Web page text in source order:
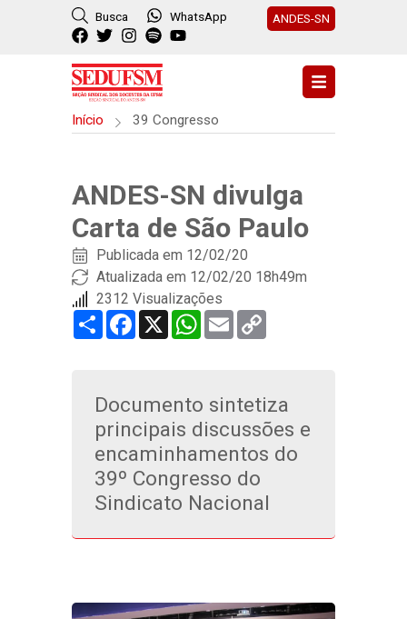
Busca WhatsApp ANDES-SN
Início 39 Congresso
ANDES-SN divulga
Carta de São Paulo
Publicada em 12/02/20
Atualizada em 12/02/20 18h49m
2312 Visualizações
Share Facebook
X WhatsApp
Email
Documento sintetiza
principais discussões e
encaminhamentos do
39º Congresso do
Sindicato Nacional